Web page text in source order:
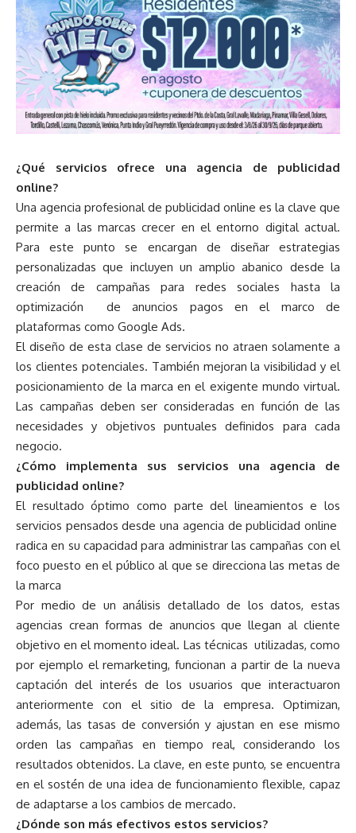
¿Qué servicios ofrece una agencia de publicidad
online?
Una agencia profesional de publicidad online es la clave que
permite a las marcas crecer en el entorno digital actual.
Para este punto se encargan de diseñar estrategias
personalizadas que incluyen un amplio abanico desde la
creación de campañas para redes sociales hasta la
optimización de anuncios pagos en el marco de
plataformas como Google Ads.
El diseño de esta clase de servicios no atraen solamente a
los clientes potenciales. También mejoran la visibilidad y el
posicionamiento de la marca en el exigente mundo virtual.
Las campañas deben ser consideradas en función de las
necesidades y objetivos puntuales definidos para cada
negocio.
¿Cómo implementa sus servicios una agencia de
publicidad online?
El resultado óptimo como parte del lineamientos e los
servicios pensados desde una agencia de publicidad online
radica en su capacidad para administrar las campañas con el
foco puesto en el público al que se direcciona las metas de
la marca
Por medio de un análisis detallado de los datos, estas
agencias crean formas de anuncios que llegan al cliente
objetivo en el momento ideal. Las técnicas utilizadas, como
por ejemplo el remarketing, funcionan a partir de la nueva
captación del interés de los usuarios que interactuaron
anteriormente con el sitio de la empresa. Optimizan,
además, las tasas de conversión y ajustan en ese mismo
orden las campañas en tiempo real, considerando los
resultados obtenidos. La clave, en este punto, se encuentra
en el sostén de una idea de funcionamiento flexible, capaz
de adaptarse a los cambios de mercado.
¿Dónde son más efectivos estos servicios?